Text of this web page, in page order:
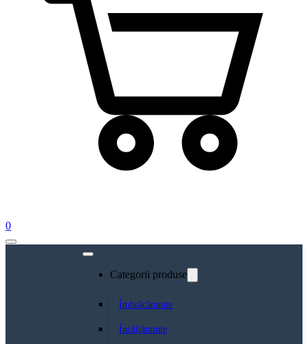
0
Categorii produse
Îmbrăcăminte
Încălțăminte